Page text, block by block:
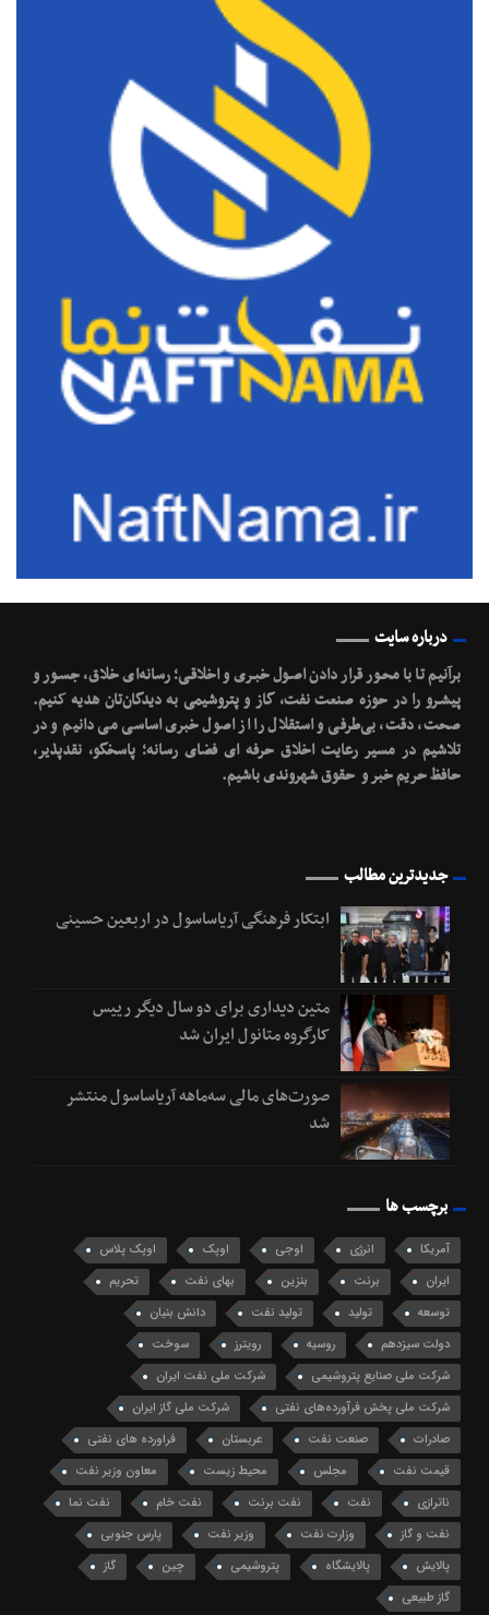
درباره سایت
برآنیم تا با محـور قرار دادن اصـول خبـری و اخلاقـی؛ رسانه‌ای خلاق، جسـور و
پیشـرو را در حوزه صنعت نفت، گاز و پتروشیمی به دیدگان‌تان هدیه کنیم.
صحت، دقت، بی‌طرفی و استقلال را از اصول خبری اساسی می دانیم و در
تلاشیم در مسیر رعایت اخلاق حرفه ای فضای رسانه؛ پاسخگو، نقدپذیر،
حافظ حریم خبر و حقوق شهروندی باشیم.
جدیدترین مطالب
ابتکار فرهنگی آریاساسول در اربعین حسینی
متین دیداری برای دو سال دیگر رییس
کارگروه متانول ایران شد
صورت‌های مالی سه‌ماهه آریاساسول منتشر
شد
برچسب ها
آمریکا انرژی اوجی اوپک
اوپک پلاس
ایران
برنت بنزین بهای نفت
تحریم
توسعه
تولید تولید نفت
دانش بنیان
دولت سیزدهم
روسیه رویترز
سوخت
شرکت ملی صنایع پتروشیمی
شرکت ملی نفت ایران
شرکت ملی پخش فرآورده‌های نفتی
شرکت ملی گاز ایران
صادرات
صنعت نفت عربستان
فراورده های نفتی
قیمت نفت
مجلس محیط زیست
معاون وزیر نفت
ناترازی
نفت نفت برنت نفت خام
نفت نما
نفت و گاز
وزارت نفت وزیر نفت
پارس جنوبی
پالایش
پالایشگاه پتروشیمی چین
گاز
گاز طبیعی